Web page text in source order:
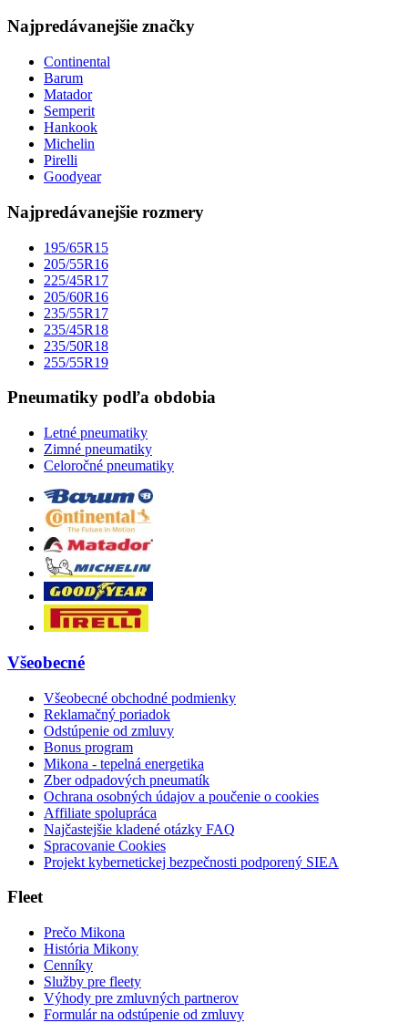
Najpredávanejšie značky
Continental
Barum
Matador
Semperit
Hankook
Michelin
Pirelli
Goodyear
Najpredávanejšie rozmery
195/65R15
205/55R16
225/45R17
205/60R16
235/55R17
235/45R18
235/50R18
255/55R19
Pneumatiky podľa obdobia
Letné pneumatiky
Zimné pneumatiky
Celoročné pneumatiky
Všeobecné
Všeobecné obchodné podmienky
Reklamačný poriadok
Odstúpenie od zmluvy
Bonus program
Mikona - tepelná energetika
Zber odpadových pneumatík
Ochrana osobných údajov a poučenie o cookies
Affiliate spolupráca
Najčastejšie kladené otázky FAQ
Spracovanie Cookies
Projekt kybernetickej bezpečnosti podporený SIEA
Fleet
Prečo Mikona
História Mikony
Cenníky
Služby pre fleety
Výhody pre zmluvných partnerov
Formulár na odstúpenie od zmluvy